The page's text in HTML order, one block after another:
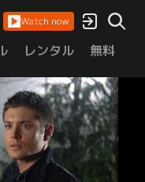
Watch now
レンタル 無料